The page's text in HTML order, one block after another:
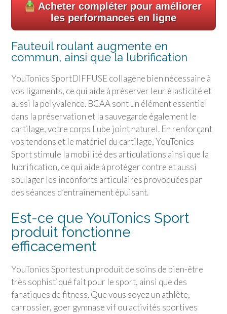
Acheter compléter pour améliorer
les performances en ligne
Fauteuil roulant augmente en
commun, ainsi que la lubrification
YouTonics SportDIFFUSE collagène bien nécessaire à
vos ligaments, ce qui aide à préserver leur élasticité et
aussi la polyvalence. BCAA sont un élément essentiel
dans la préservation et la sauvegarde également le
cartilage, votre corps Lube joint naturel. En renforçant
vos tendons et le matériel du cartilage, YouTonics
Sportstimule la mobilité des articulations ainsi que la
lubrification, ce qui aide à protéger contre et aussi
soulager les inconforts articulaires provoquées par
des séances d’entraînement épuisant.
Est-ce que YouTonics Sport
produit fonctionne
efficacement
YouTonics Sportest un produit de soins de bien-être
très sophistiqué fait pour le sport, ainsi que des
fanatiques de fitness. Que vous soyez un athlète,
carrossier, goer gymnase vif ou activités sportives